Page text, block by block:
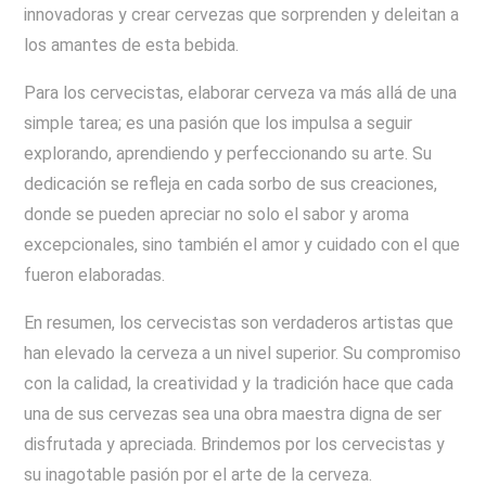
innovadoras y crear cervezas que sorprenden y deleitan a
los amantes de esta bebida.
Para los cervecistas, elaborar cerveza va más allá de una
simple tarea; es una pasión que los impulsa a seguir
explorando, aprendiendo y perfeccionando su arte. Su
dedicación se refleja en cada sorbo de sus creaciones,
donde se pueden apreciar no solo el sabor y aroma
excepcionales, sino también el amor y cuidado con el que
fueron elaboradas.
En resumen, los cervecistas son verdaderos artistas que
han elevado la cerveza a un nivel superior. Su compromiso
con la calidad, la creatividad y la tradición hace que cada
una de sus cervezas sea una obra maestra digna de ser
disfrutada y apreciada. Brindemos por los cervecistas y
su inagotable pasión por el arte de la cerveza.